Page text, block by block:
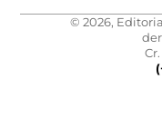
© 2026,